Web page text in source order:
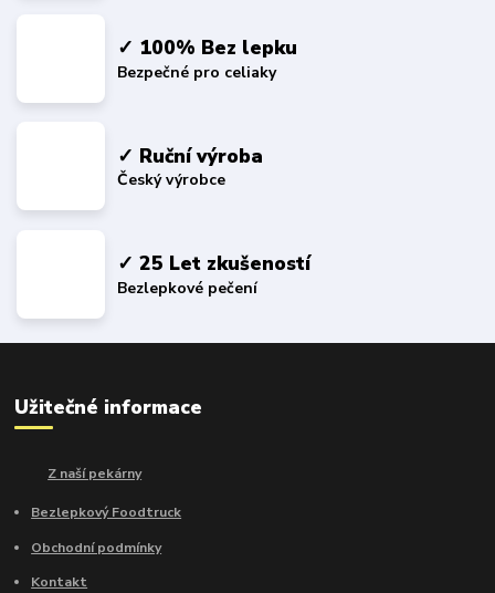
✓ 100% Bez lepku
Bezpečné pro celiaky
✓ Ruční výroba
Český výrobce
✓ 25 Let zkušeností
Bezlepkové pečení
Užitečné informace
Z naší pekárny
Bezlepkový Foodtruck
Obchodní podmínky
Kontakt